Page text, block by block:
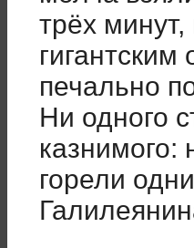
трёх
печально
Ни одного
казнимого:
горели